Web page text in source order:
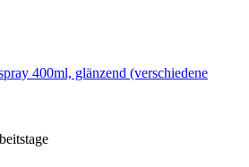
400ml, glänzend (verschiedene